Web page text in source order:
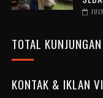
TOTAL KUNJUNGAN
KONTAK & IKLAN